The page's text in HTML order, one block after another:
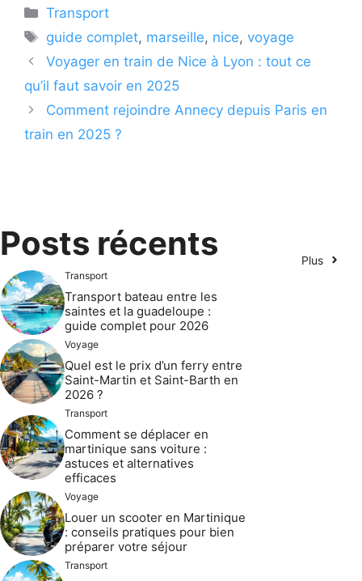
Catégories
Transport
Étiquettes
guide complet, marseille, nice,voyage
Voyager en train de Nice à Lyon : tout ce
qu’il faut savoir en 2025
Comment rejoindre Annecy depuis Paris en
train en 2025 ?
Posts récents Plus
Transport
Transport bateau entre les
saintes et la guadeloupe :
guide complet pour 2026
Voyage
Quel est le prix d’un ferry entre
Saint-Martin et Saint-Barth en
2026 ?
Transport
Comment se déplacer en
martinique sans voiture :
astuces et alternatives
efficaces
Voyage
Louer un scooter en Martinique
: conseils pratiques pour bien
préparer votre séjour
Transport